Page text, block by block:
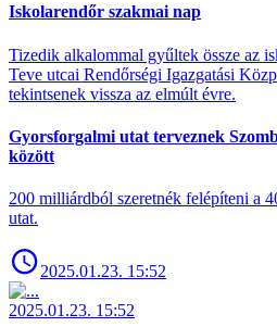
Iskolarendőr szakmai nap
Tizedik alkalommal gyűltek össze az
Teve utcai Rendőrségi Igazgatási
tekintsenek vissza az elmúlt évre.
Gyorsforgalmi utat terveznek
között
200 milliárdból szeretnék felépíteni a
utat.
2025.01.23. 15:52
2025.01.23. 15:52